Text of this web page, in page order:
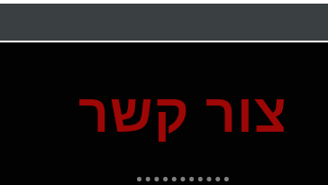
צור קשר